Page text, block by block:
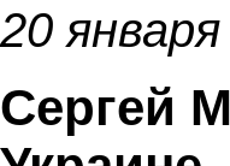
20
Сергей